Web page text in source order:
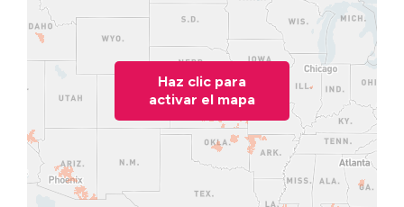
Haz clic para
activar el mapa